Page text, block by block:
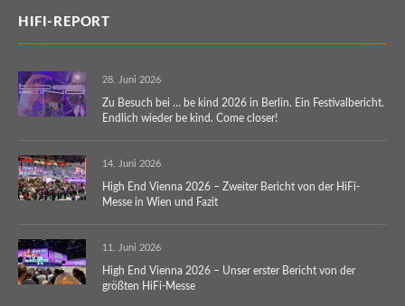
HIFI-REPORT
28. Juni 2026
Zu Besuch bei … be kind 2026 in Berlin. Ein Festivalbericht.
Endlich wieder be kind. Come closer!
14. Juni 2026
High End Vienna 2026 – Zweiter Bericht von der HiFi-
Messe in Wien und Fazit
11. Juni 2026
High End Vienna 2026 – Unser erster Bericht von der
größten HiFi-Messe